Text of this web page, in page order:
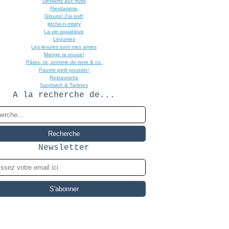
Flexitarisme
Gloups! J'ai soif!
kitche-n-mistry
La vie aquatique
Légumes
Les levures sont mes amies
Mange ta soupe!
Pâtes, riz, pomme de terre & co.
Pauvre petit poussin!
Restaurants
Sandwich & Tartines
A la recherche de...
Newsletter